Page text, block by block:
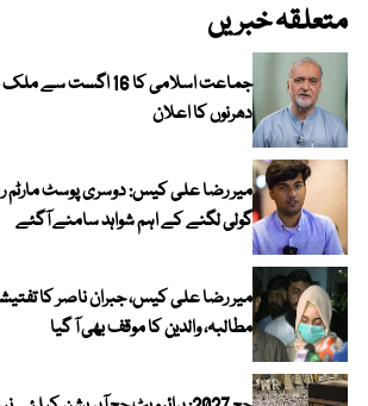
متعلقہ خبریں
جماعت اسلامی کا 16
دھرنوں کا اعلان
میر رضا علی کیس: دوسری پوسٹ مارٹم
گولی لگنے کے اہم شواہد سامنے آگئے
میر رضا علی کیس، جبران ناصر کا
مطالبہ، والدین کا موقف بھی آ گیا